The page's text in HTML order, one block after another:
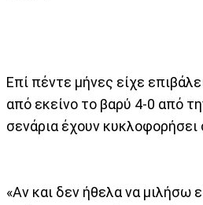
Επί πέντε μήνες είχε
από εκείνο το βαρύ 4-0 από
σενάρια έχουν κυκλοφορήσει
«Αν και δεν ήθελα να μιλήσω